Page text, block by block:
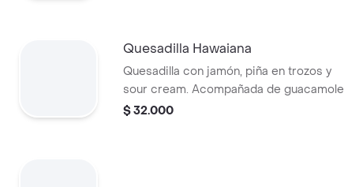
Quesadilla Hawaiana
Quesadilla con jamón, piña en trozos y
sour cream. Acompañada de guacamole
y pico de gallo.
$ 32.000